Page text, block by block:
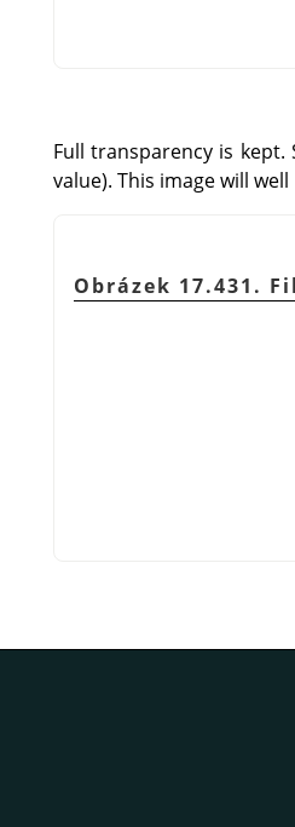
Full transparency is
value). This image will
Obrázek 17.431.